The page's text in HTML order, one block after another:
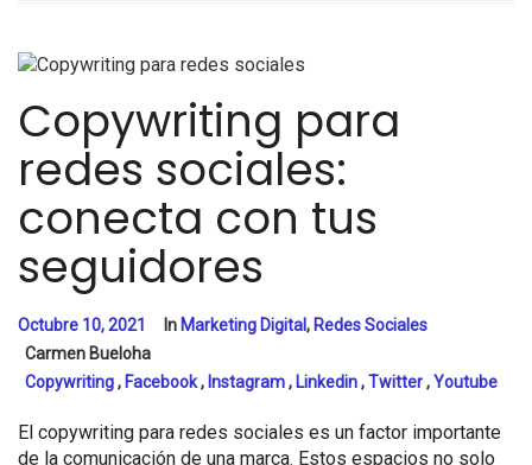
Copywriting para
redes sociales:
conecta con tus
seguidores
Octubre 10, 2021 In Marketing Digital, Redes Sociales
Carmen Bueloha
Copywriting, Facebook, Instagram, Linkedin,Twitter,Youtube
El copywriting para redes sociales es un factor importante
de la comunicación de una marca. Estos espacios no solo